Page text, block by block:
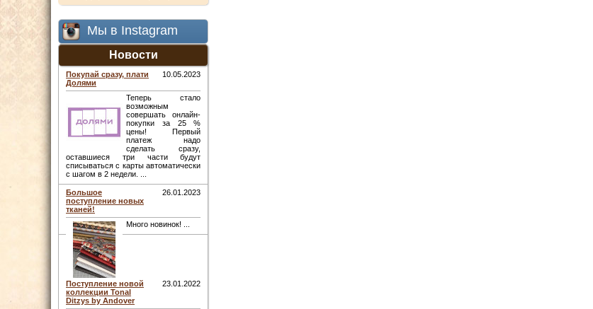
Мы в Instagram
Новости
Покупай сразу, плати
Долями
10.05.2023
Теперь стало
возможным
совершать онлайн-
покупки за 25 %
цены! Первый
платеж надо
сделать сразу,
оставшиеся три части будут
списываться с карты автоматически
с шагом в 2 недели. ...
Большое
поступление новых
тканей!
26.01.2023
Много новинок! ...
Поступление новой
коллекции Tonal
Ditzys by Andover
23.01.2022